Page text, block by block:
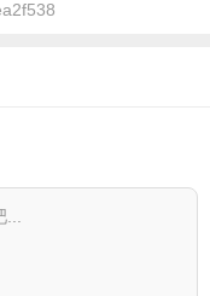
内容和曲目；
、下载等功能；
歌曲，快速阅读音